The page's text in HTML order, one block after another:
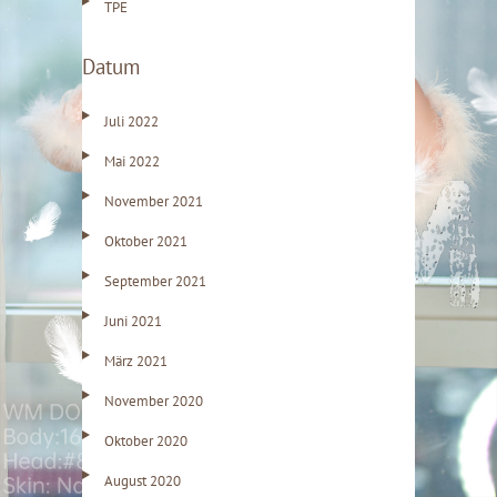
TPE
Datum
Juli 2022
Mai 2022
November 2021
Oktober 2021
September 2021
Juni 2021
März 2021
November 2020
Oktober 2020
August 2020